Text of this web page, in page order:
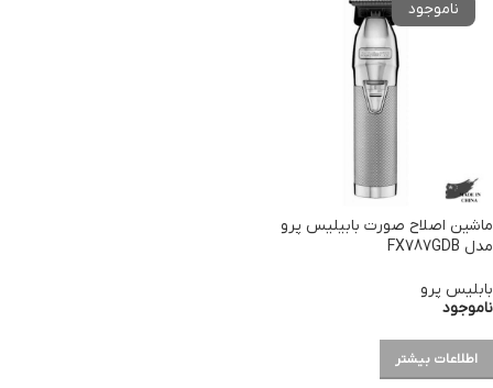
ماشین اصلاح صورت بابیلیس پرو
مدل FX787GDB
بابلیس پرو
ناموجود
اطلاعات بیشتر